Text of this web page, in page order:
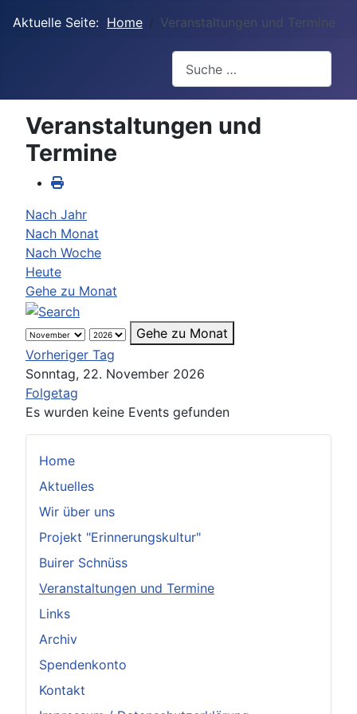
Aktuelle Seite: Home Veranstaltungen und Termine
Home
Aktuelles
Wir über uns
Projekt "Erinnerungskultur"
Buirer Schnüss
Veranstaltungen und Termine
Links
Archiv
Spendenkonto
Kontakt
Veranstaltungen und
Termine
Nach Jahr
Nach Monat
Nach Woche
Heute
Gehe zu Monat
Gehe zu Monat
Vorheriger Tag
Sonntag, 22. November 2026
Folgetag
Es wurden keine Events gefunden